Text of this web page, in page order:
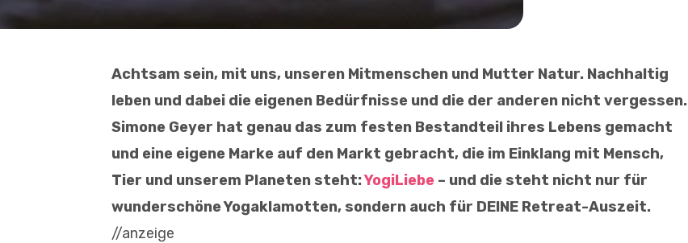
Achtsam sein, mit uns, unseren Mitmenschen und Mutter Natur. Nachhaltig
leben und dabei die eigenen Bedürfnisse und die der anderen nicht vergessen.
Simone Geyer hat genau das zum festen Bestandteil ihres Lebens gemacht
und eine eigene Marke auf den Markt gebracht, die im Einklang mit Mensch,
Tier und unserem Planeten steht:YogiLiebe – und die steht nicht nur für
wunderschöne Yogaklamotten, sondern auch für DEINE Retreat-Auszeit.
//anzeige